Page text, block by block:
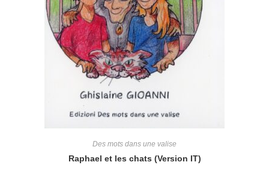
Des mots dans une valise
Raphael et les chats (Version IT)